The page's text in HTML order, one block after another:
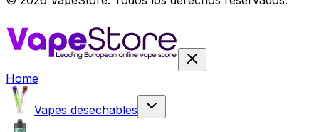
Home
Vapes desechables